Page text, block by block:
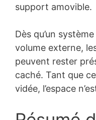
support amovible.
Dès qu’un
volume externe,
peuvent rester
caché. Tant que
vidée, l’espace